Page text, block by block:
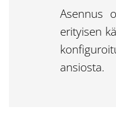
Asennus
erityisen
ansiosta.